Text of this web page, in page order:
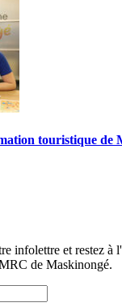
touristique de
infolettre et restez à
de Maskinongé.